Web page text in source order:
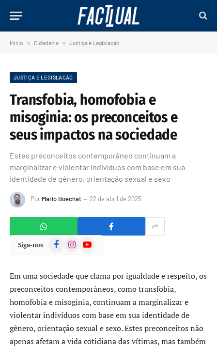
Início » Cidadania » Justiça e Legislação
JUSTIÇA E LEGISLAÇÃO
Transfobia, homofobia e
misoginia: os preconceitos e
seus impactos na sociedade
Estes preconceitos contemporâneo continuam a
marginalizar e violentar indivíduos com base em sua
identidade de gênero, orientação sexual e sexo
Por Mário Boechat 22 de abril de 2025
Siga-nos FacebookInstagramYouTube
Em uma sociedade que clama por igualdade e respeito, os
preconceitos contemporâneos, como transfobia,
homofobia e misoginia, continuam a marginalizar e
violentar indivíduos com base em sua identidade de
gênero, orientação sexual e sexo. Estes preconceitos não
apenas afetam a vida cotidiana das vítimas, mas também